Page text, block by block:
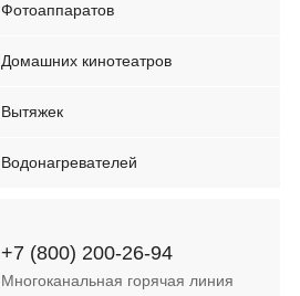
Фотоаппаратов
Домашних кинотеатров
Вытяжек
Водонагревателей
+7 (800) 200-26-94
Многоканальная горячая линия